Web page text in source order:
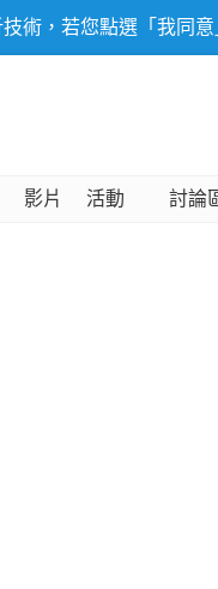
術，若您點選「我同
影片 活動 討論